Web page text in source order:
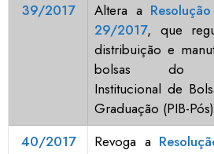
39/2017 Altera a
29/2017, que
distribuição e
bolsas do
Institucional de
Graduação (PIB-Pós)
40/2017 Revoga a